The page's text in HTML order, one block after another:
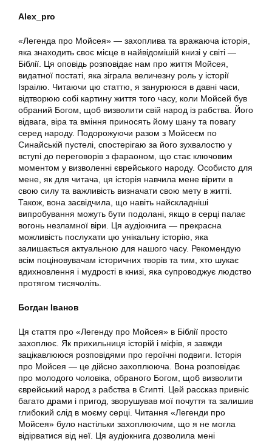
Alex_pro
«Легенда про Мойсея» — захоплива та вражаюча історія,
яка знаходить своє місце в найвідомішій книзі у світі —
Біблії. Ця оповідь розповідає нам про життя Мойсея,
видатної постаті, яка зіграла величезну роль у історії
Ізраілю. Читаючи цю статтю, я занурююся в давні часи,
відтворюю собі картину життя того часу, коли Мойсей був
обраний Богом, щоб визволити свій народ із рабства. Його
відвага, віра та вміння приносять йому шану та повагу
серед народу. Подорожуючи разом з Мойсеєм по
Синайській пустелі, спостерігаю за його зухвалостю у
вступі до переговорів з фараоном, що стає ключовим
моментом у визволенні єврейського народу. Особисто для
мене, як для читача, ця історія навчила мене вірити в
свою силу та важливість визначати свою мету в житті.
Також, вона засвідчила, що навіть найскладніші
випробування можуть бути подолані, якщо в серці палає
вогонь незламної віри. Ця аудіокнига — прекрасна
можливість послухати цю унікальну історію, яка
залишається актуальною для нашого часу. Рекомендую
всім поціновувачам історичних творів та тим, хто шукає
вдихновлення і мудрості в книзі, яка супроводжує людство
протягом тисячоліть.
Богдан Іванов
Ця стаття про «Легенду про Мойсея» в Біблії просто
захоплює. Як прихильниця історій і міфів, я завжди
зацікавлююся розповідями про героїчні подвиги. Історія
про Мойсея — це дійсно захоплююча. Вона розповідає
про молодого чоловіка, обраного Богом, щоб визволити
єврейський народ з рабства в Єгипті. Цей рассказ привніс
багато драми і пригод, зворушував мої почуття та залишив
глибокий слід в моєму серці. Читання «Легенди про
Мойсея» було настільки захоплюючим, що я не могла
відірватися від неї. Ця аудіокнига дозволила мені